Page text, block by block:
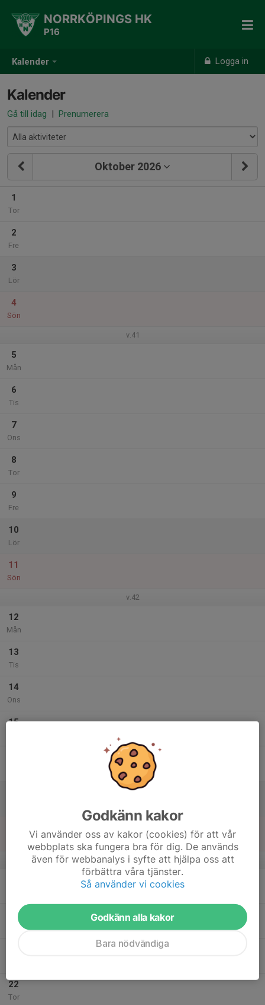
Kalender Logga in
NORRKÖPINGS HK
P16
Kalender
Gå till idag | Prenumerera
Oktober 2026
1
Tor
2
Fre
3
Lör
4
Sön
v.41
5
Mån
6
Tis
7
Ons
8
Tor
9
Fre
10
Lör
11
Sön
v.42
12
Mån
13
Tis
14
Ons
15
v.43
20
22
Tor
Godkänn kakor
Vi använder oss av kakor (cookies) för att vår
webbplats ska fungera bra för dig. De används
även för webbanalys i syfte att hjälpa oss att
förbättra våra tjänster.
Så använder vi cookies
Godkänn alla kakor
Bara nödvändiga